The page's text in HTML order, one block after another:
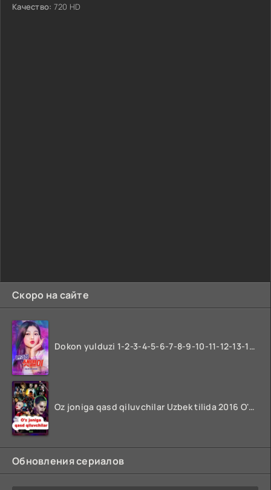
Скоро на сайте
Dokon yulduzi 1-2-3-4-5-6-7-8-9-10-11-12-13-14-15-16-17 Qism Uzbek tilida koreya seryali barcha qismlari o'zbek tilida
Oz joniga qasd qiluvchilar Uzbek tilida 2016 O'zbekcha tarjima kino 720p HD skachat
Обновления сериалов
Качество: 720 HD